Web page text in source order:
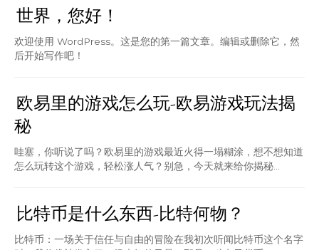
世界，您好！
欢迎使用 WordPress。这是您的第一篇文章。编辑或删除它，然
后开始写作吧！
欧易里的游戏怎么玩-欧易游戏玩法揭
秘
哇塞，你听说了吗？欧易里的游戏最近火得一塌糊涂，想不想知道
怎么玩转这个游戏，轻松涨人气？别急，今天就来给你揭秘...
比特币是什么东西-比特何物？
比特币：一场关于信任与自由的冒险在我初次听闻比特币这个名字